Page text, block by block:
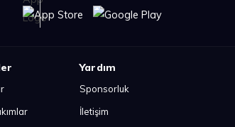
Yardım
Sponsorluk
İletişim